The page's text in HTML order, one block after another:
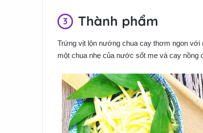
Thành phẩm
Trứng vịt lộn nướng chua cay thơm ngon
một chua nhẹ của nước sốt me và cay nồng